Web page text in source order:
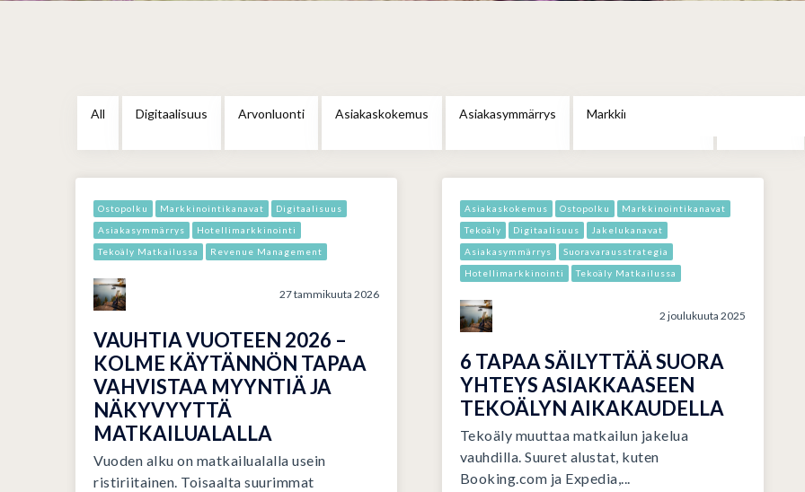
All Digitaalisuus Arvonluonti Asiakaskokemus Asiakasymmärrys Markkinointikanavat
Ostopolku Markkinointikanavat
Digitaalisuus
Asiakasymmärrys
Hotellimarkkinointi
Tekoäly Matkailussa
Revenue Management
27 tammikuuta 2026
VAUHTIA VUOTEEN 2026 –
KOLME KÄYTÄNNÖN TAPAA
VAHVISTAA MYYNTIÄ JA
NÄKYVYYTTÄ
MATKAILUALALLA
Vuoden alku on matkailualalla usein
ristiriitainen. Toisaalta suurimmat
Asiakaskokemus Ostopolku
Markkinointikanavat
Tekoäly
Digitaalisuus
Jakelukanavat
Asiakasymmärrys
Suoravarausstrategia
Hotellimarkkinointi
Tekoäly Matkailussa
2 joulukuuta 2025
6 TAPAA SÄILYTTÄÄ SUORA
YHTEYS ASIAKKAASEEN
TEKOÄLYN AIKAKAUDELLA
Tekoäly muuttaa matkailun jakelua
vauhdilla. Suuret alustat, kuten
Booking.com ja Expedia,...